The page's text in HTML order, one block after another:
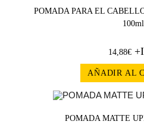
POMADA PARA EL
100ml
14,88€
AÑADIR AL
POMADA MATTE